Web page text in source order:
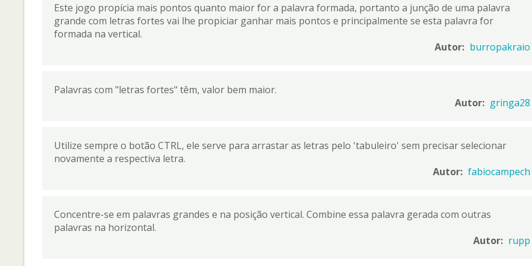
Este jogo propícia mais pontos quanto maior for a palavra formada, portanto a junção de uma palavra
grande com letras fortes vai lhe propiciar ganhar mais pontos e principalmente se esta palavra for
formada na vertical.
Autor: burropakraio
Palavras com "letras fortes" têm, valor bem maior.
Autor: gringa28
Utilize sempre o botão CTRL, ele serve para arrastar as letras pelo 'tabuleiro' sem precisar selecionar
novamente a respectiva letra.
Autor: fabiocampech
Concentre-se em palavras grandes e na posição vertical. Combine essa palavra gerada com outras
palavras na horizontal.
Autor: rupp